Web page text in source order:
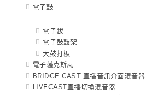
電子鼓
電子鈸
電子鼓鼓架
大鼓打板
電子薩克斯風
BRIDGE CAST 直播音訊介面混音器
LIVECAST直播切換混音器